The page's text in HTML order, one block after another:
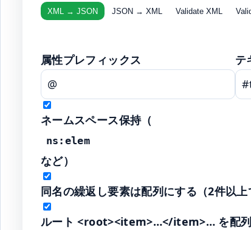
XML → JSON JSON → XML Validate XML
属性プレフィックス テ
ネームスペース保持（
ns:elem
など）
同名の繰返し要素は配列にする（2件以上
ルート <root><item>…</item>… を配